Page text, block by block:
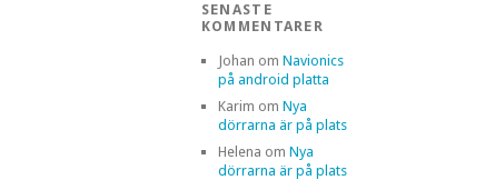
SENASTE
KOMMENTARER
Johan om Navionics
på android platta
Karim om Nya
dörrarna är på plats
Helena om Nya
dörrarna är på plats